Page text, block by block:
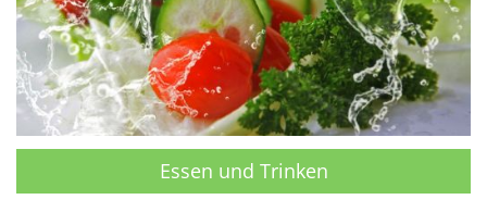
Essen und Trinken